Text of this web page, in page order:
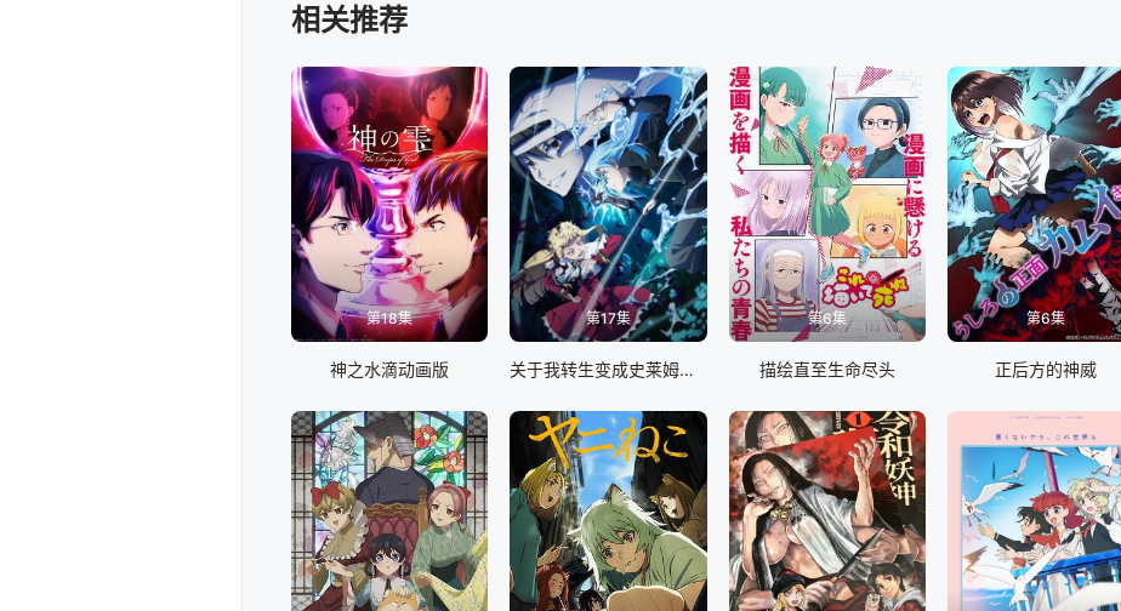
相关推荐
第18集
神之水滴动画版
第17集
关于我转生变成史莱姆这档事第四季
第6集
描绘直至生命尽头
第6集
正后方的神威